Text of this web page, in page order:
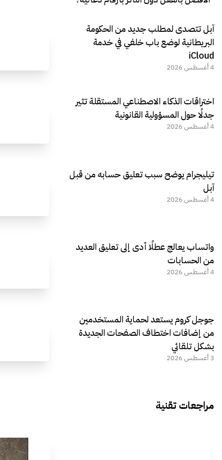
آبل تتصدى لمطلب جديد من الحكومة
البريطانية لوضع باب خلفي في خدمة
iCloud
4 أغسطس 2026
اختراقات الذكاء الاصطناعي المستقلة تثير
جدلًا حول المسؤولية القانونية
4 أغسطس 2026
تيليجرام يوضح سبب تعليق حسابه من قبل
آبل
4 أغسطس 2026
واتساب يعالج عطلًا أدى إلى تعليق العديد
من الحسابات
4 أغسطس 2026
جوجل كروم يستعد لحماية المستخدمين
من إضافات اختطاف الصفحات الجديدة
بشكل تلقائي
3 أغسطس 2026
مراجعات تقنية